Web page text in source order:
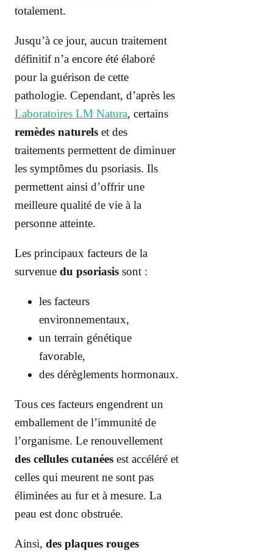
totalement.
Jusqu’à ce jour, aucun traitement
définitif n’a encore été élaboré
pour la guérison de cette
pathologie. Cependant, d’après les
Laboratoires LM Natura, certains
remèdes naturels et des
traitements permettent de diminuer
les symptômes du psoriasis. Ils
permettent ainsi d’offrir une
meilleure qualité de vie à la
personne atteinte.
Les principaux facteurs de la
survenue du psoriasis sont :
les facteurs
environnementaux,
un terrain génétique
favorable,
des dérèglements hormonaux.
Tous ces facteurs engendrent un
emballement de l’immunité de
l’organisme. Le renouvellement
des cellules cutanées est accéléré et
celles qui meurent ne sont pas
éliminées au fur et à mesure. La
peau est donc obstruée.
Ainsi, des plaques rouges